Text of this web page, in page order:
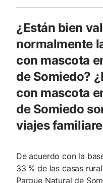
¿Están bien
normalmente
con mascota
de Somiedo?
con mascota
de Somiedo
viajes
De acuerdo con la
33 % de las casas
Parque Natural de